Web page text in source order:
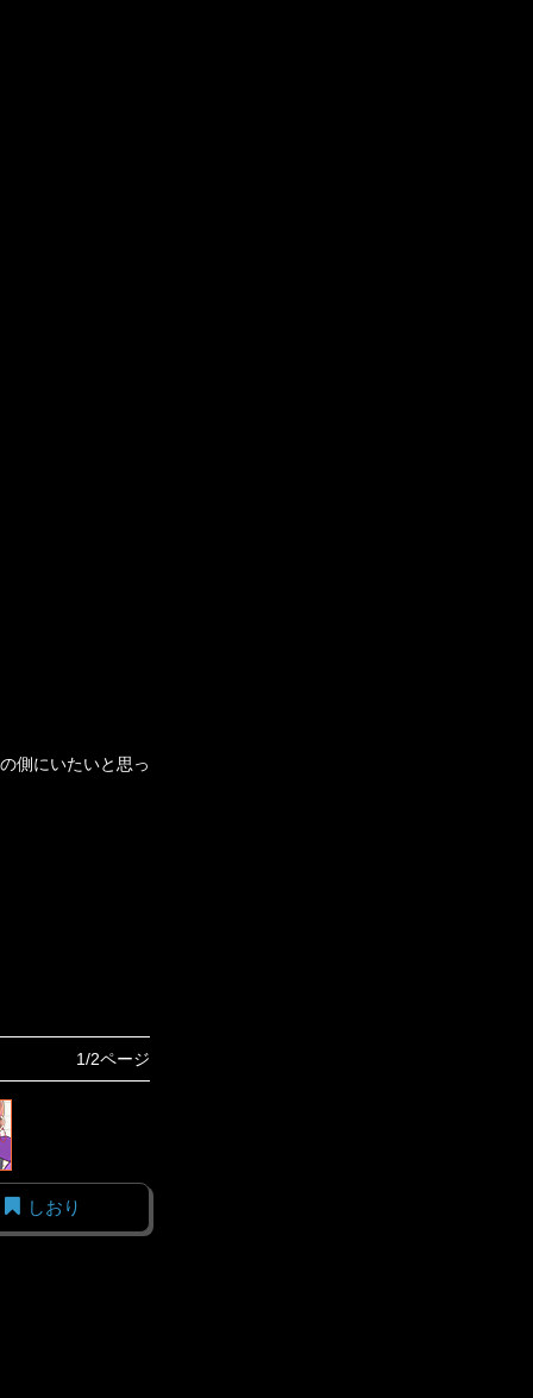
側にいたいと思っ
1/2ページ
しおり